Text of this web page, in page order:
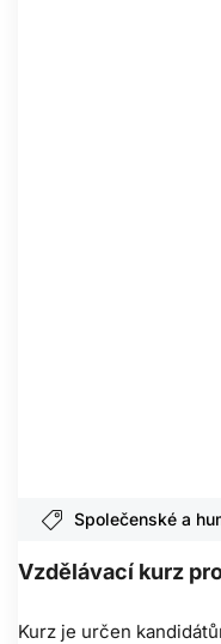
Společenské a
Vzdělávací kurz
Kurz je určen